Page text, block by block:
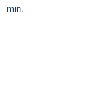
min.